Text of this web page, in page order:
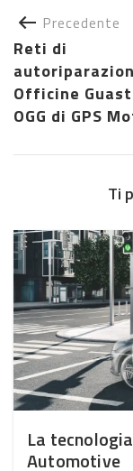
Precedente
Reti di
Officine
OGG di GPS
Ti
La
Automotive